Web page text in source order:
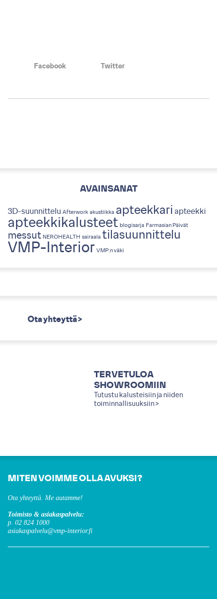
Facebook Twitter
AVAINSANAT
3D-suunnittelu Afterwork akustiikka apteekkari apteekki
apteekkikalusteet blogisarja Farmasian Päivät
messut NEROHEALTH sairaala tilasuunnittelu
VMP-Interior VMP:n väki
Ota yhteyttä >
TERVETULOA
SHOWROOMIIN
Tutustu kalusteisiin ja niiden
toiminnallisuuksiin >
MITEN VOIMME OLLA AVUKSI?
Ota yhteyttä. Me autamme!
Toimisto & asiakaspalvelu:
p. 02 824 1000
asiakaspalvelu@vmp-interior.fi